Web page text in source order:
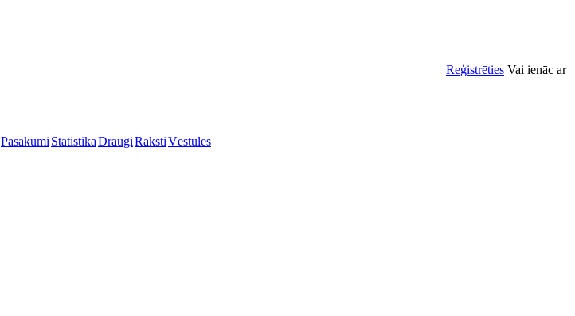
Reģistrēties Vai ienāc ar
Pasākumi StatistikaDraugiRakstiVēstules